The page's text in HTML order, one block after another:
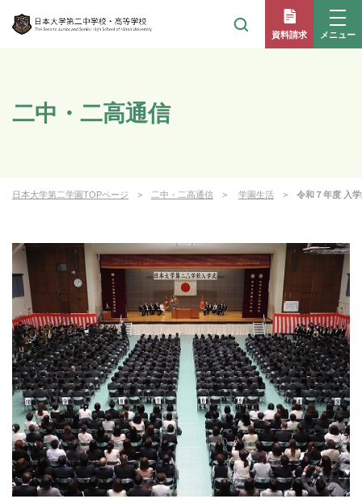
資料請求 メニュー
二中・二高通信
日本大学第二学園TOPページ 二中・二高通信 学園生活 令和７年度 入